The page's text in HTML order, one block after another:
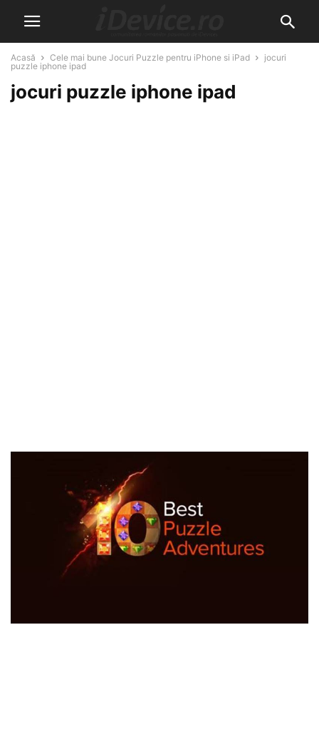
Acasă Cele mai bune Jocuri Puzzle pentru iPhone si iPad
jocuri
puzzle iphone ipad
jocuri puzzle iphone ipad